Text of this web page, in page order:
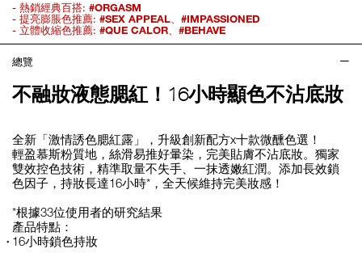
- 熱銷經典百搭: #ORGASM
- 提亮膨脹色推薦: #SEX APPEAL、 #IMPASSIONED
- 立體收縮色推薦: #QUE CALOR、 #BEHAVE
總覽
不融妝液態腮紅！16小時顯色不沾底妝
全新「激情誘色腮紅露」，升級創新配方x十款微醺色選！
輕盈慕斯粉質地，絲滑易推好暈染，完美貼膚不沾底妝。獨家
雙效控色技術，精準取量不失手、一抹透嫩紅潤。添加長效鎖
色因子，持妝長達16小時*，全天候維持完美妝感！
*根據33位使用者的研究結果
產品特點：
16小時鎖色持妝